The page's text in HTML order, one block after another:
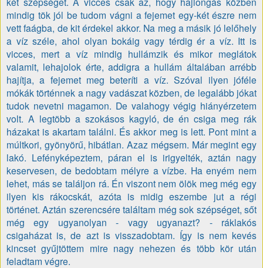
mindig tök jól be tudom vágni a fejemet egy-két észre nem
vett faágba, de kit érdekel akkor. Na meg a másik jó lelőhely
a víz széle, ahol olyan bokáig vagy térdig ér a víz. Itt is
vicces, mert a víz mindig hullámzik és mikor meglátok
valamit, lehajolok érte, addigra a hullám általában arrébb
hajítja, a fejemet meg beteríti a víz. Szóval ilyen jóféle
mókák történnek a nagy vadászat közben, de legalább jókat
tudok nevetni magamon. De valahogy végig hiányérzetem
volt. A legtöbb a szokásos kagyló, de én csiga meg rák
házakat is akartam találni. És akkor meg is lett. Pont mint a
múltkori, gyönyörű, hibátlan. Azaz mégsem. Már megint egy
lakó. Lefényképeztem, páran el is irigyelték, aztán nagy
keservesen, de bedobtam mélyre a vízbe. Ha enyém nem
lehet, más se találjon rá. Én viszont nem ölök meg még egy
ilyen kis rákocskát, azóta is midig eszembe jut a régi
történet. Aztán szerencsére találtam még sok szépséget, sőt
még egy ugyanolyan - vagy ugyanazt? - ráklakós
csigaházat is, de azt is visszadobtam. Így is nem kevés
kincset gyűjtöttem mire nagy nehezen és több kör után
feladtam végre.